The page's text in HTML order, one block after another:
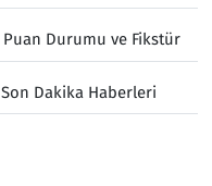
Puan Durumu ve Fikstür
Son Dakika Haberleri